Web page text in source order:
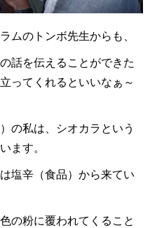
ムのトンボ先生からも、
話を伝えることができた
ってくれるといいなぁ～
の私は、シオカラという
ます。
塩辛（食品）から来てい
の粉に覆われてくること